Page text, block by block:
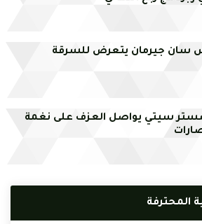
سان جيرمان يتعرض للسرقة
سيتي يواصل العزف على نغمة
المحترفة